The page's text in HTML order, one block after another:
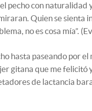
pecho con naturalidad
Quien se sienta
no es cosa mía”.
hasta paseando por
gitana que me felicitó
de lactancia